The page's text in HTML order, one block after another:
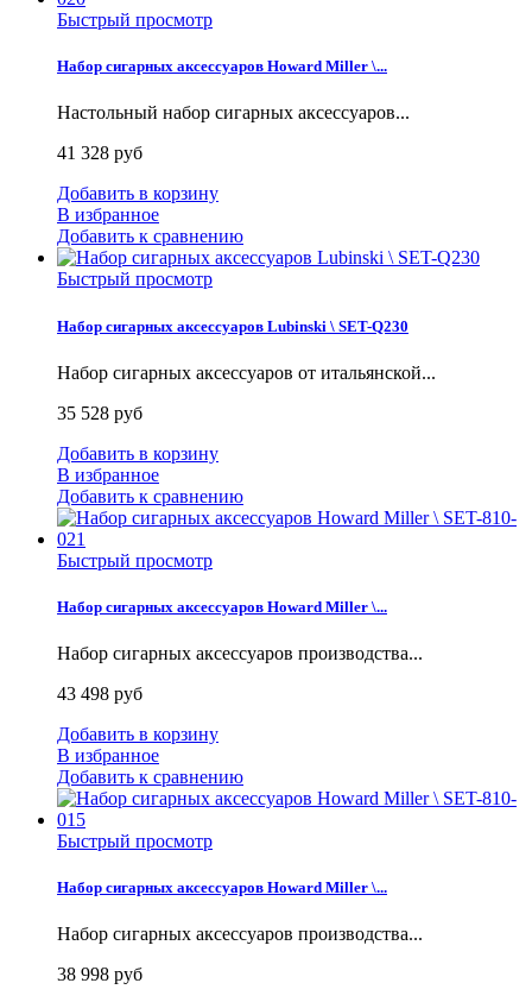
Быстрый просмотр
Набор сигарных аксессуаров Howard Miller \...
Настольный набор сигарных аксессуаров...
41 328 руб
Добавить в корзину
В избранное
Добавить к сравнению
Быстрый просмотр
Набор сигарных аксессуаров Lubinski \ SET-Q230
Набор сигарных аксессуаров от итальянской...
35 528 руб
Добавить в корзину
В избранное
Добавить к сравнению
Быстрый просмотр
Набор сигарных аксессуаров Howard Miller \...
Набор сигарных аксессуаров производства...
43 498 руб
Добавить в корзину
В избранное
Добавить к сравнению
Быстрый просмотр
Набор сигарных аксессуаров Howard Miller \...
Набор сигарных аксессуаров производства...
38 998 руб